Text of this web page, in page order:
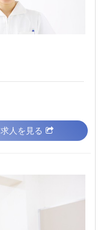
求人を見る